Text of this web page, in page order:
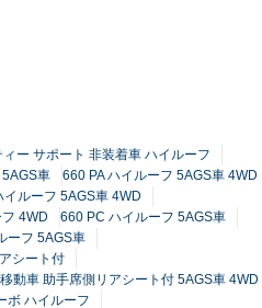
ー サポート 非装着車 ハイルーフ
車
660 PA ハイルーフ 5AGS車 4WD
ルーフ 5AGS車 4WD
4WD
660 PC ハイルーフ 5AGS車
ーフ 5AGS車
シート付
動車 助手席側リアシート付 5AGS車 4WD
ボ ハイルーフ